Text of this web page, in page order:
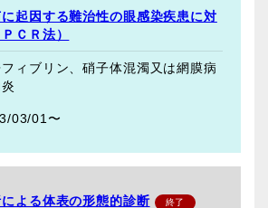
起因する難治性の眼感染疾患に対
ＣＲ法）
ィブリン、硝子体混濁又は網膜病
03/01〜
よる体表の形態的診断